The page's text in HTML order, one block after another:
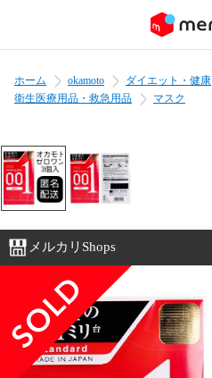
ホーム okamoto ダイエット・健康
衛生医療用品・救急用品
マスク
メルカリShops